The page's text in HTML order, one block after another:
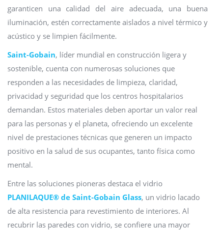
garanticen una calidad del aire adecuada, una buena
iluminación, estén correctamente aislados a nivel térmico y
acústico y se limpien fácilmente.
Saint-Gobain, líder mundial en construcción ligera y
sostenible, cuenta con numerosas soluciones que
responden a las necesidades de limpieza, claridad,
privacidad y seguridad que los centros hospitalarios
demandan. Estos materiales deben aportar un valor real
para las personas y el planeta, ofreciendo un excelente
nivel de prestaciones técnicas que generen un impacto
positivo en la salud de sus ocupantes, tanto física como
mental.
Entre las soluciones pioneras destaca el vidrio
PLANILAQUE® de Saint-Gobain Glass, un vidrio lacado
de alta resistencia para revestimiento de interiores. Al
recubrir las paredes con vidrio, se confiere una mayor